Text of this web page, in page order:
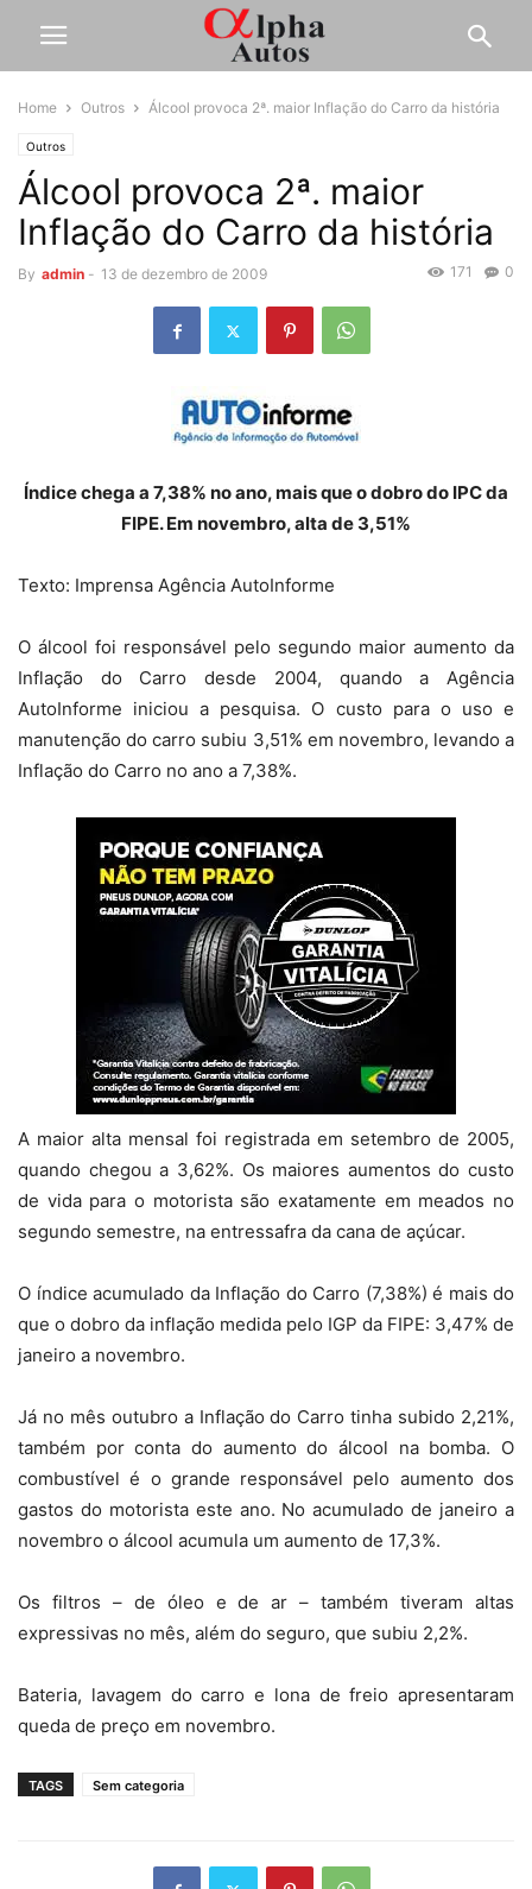
Home Outros Álcool provoca 2ª. maior Inflação do Carro da história
Outros
Álcool provoca 2ª. maior
Inflação do Carro da história
By admin - 13 de dezembro de 2009 0
171
Índice chega a 7,38% no ano, mais que o dobro do IPC da
FIPE. Em novembro, alta de 3,51%
Texto: Imprensa Agência AutoInforme
O álcool foi responsável pelo segundo maior aumento da
Inflação do Carro desde 2004, quando a Agência
AutoInforme iniciou a pesquisa. O custo para o uso e
manutenção do carro subiu 3,51% em novembro, levando a
Inflação do Carro no ano a 7,38%.
A maior alta mensal foi registrada em setembro de 2005,
quando chegou a 3,62%. Os maiores aumentos do custo
de vida para o motorista são exatamente em meados no
segundo semestre, na entressafra da cana de açúcar.
O índice acumulado da Inflação do Carro (7,38%) é mais do
que o dobro da inflação medida pelo IGP da FIPE: 3,47% de
janeiro a novembro.
Já no mês outubro a Inflação do Carro tinha subido 2,21%,
também por conta do aumento do álcool na bomba. O
combustível é o grande responsável pelo aumento dos
gastos do motorista este ano. No acumulado de janeiro a
novembro o álcool acumula um aumento de 17,3%.
Os filtros – de óleo e de ar – também tiveram altas
expressivas no mês, além do seguro, que subiu 2,2%.
Bateria, lavagem do carro e lona de freio apresentaram
queda de preço em novembro.
TAGS Sem categoria